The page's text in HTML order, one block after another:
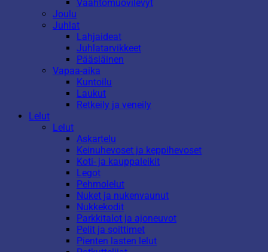
Vaahtomuovilevyt
Joulu
Juhlat
Lahjaideat
Juhlatarvikkeet
Pääsiäinen
Vapaa-aika
Kuntoilu
Laukut
Retkeily ja veneily
Lelut
Lelut
Askartelu
Keinuhevoset ja keppihevoset
Koti- ja kauppaleikit
Legot
Pehmolelut
Nuket ja nukenvaunut
Nukkekodit
Parkkitalot ja ajoneuvot
Pelit ja soittimet
Pienten lasten lelut